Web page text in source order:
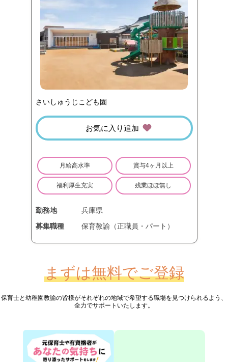
さいしゅうじこども園
お気に入り追加
月給高水準 賞与4ヶ月以上
福利厚生充実 残業ほぼ無し
勤務地
兵庫県
募集職種
保育教諭（正職員・パート）
まずは無料でご登録
保育士と幼稚園教諭の皆様がそれぞれの地域で希望する職場を見つけられるよう、
全力でサポートいたします。